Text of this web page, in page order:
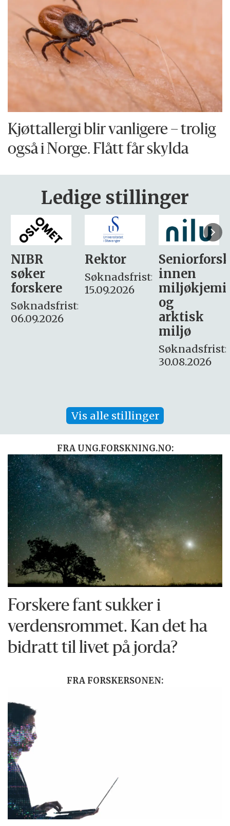
Kjøttallergi blir vanligere – trolig
også i Norge. Flått får skylda
Ledige stillinger
Rektor
Søknadsfrist:
15.09.2026
Seniorforsker
innen
miljøkjemi
søker
– fast
Søknadsfrist:
16. august.
Vis alle stillinger
FRA UNG.FORSKNING.NO:
Forskere fant sukker i
verdensrommet. Kan det ha
bidratt til livet på jorda?
FRA FORSKERSONEN: